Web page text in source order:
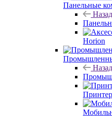
Панельные
Назад
Horion
Назад